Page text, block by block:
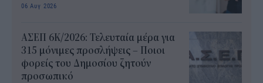
06 Αυγ 2026
ΑΣΕΠ 6Κ/2026: Τελευταία μέρα για
315 μόνιμες προσλήψεις – Ποιοι
φορείς του Δημοσίου ζητούν
προσωπικό